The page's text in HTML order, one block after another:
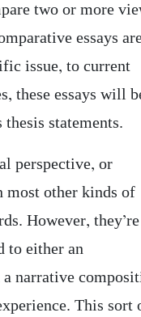
two or more
essays
issue, to current
these essays will
statements.
perspective, or
most other kinds of
However, they’re
to either an
narrative
This sort